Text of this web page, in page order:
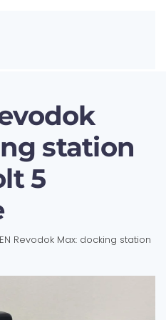
station
5
Revodok Max: docking station